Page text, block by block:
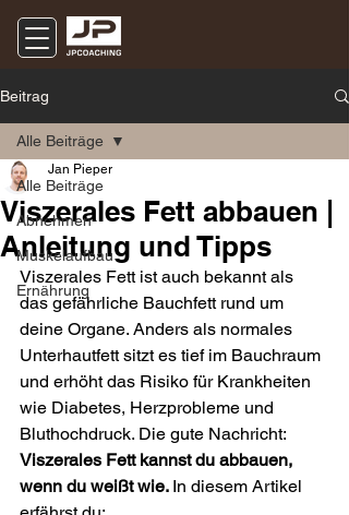
Beitrag
Alle Beiträge
Abnehmen
Muskelaufbau
Ernährung
Alle Beiträge
Viszerales Fett abbauen |
Anleitung und Tipps
Jan Pieper
Viszerales Fett ist auch bekannt als
das gefährliche Bauchfett rund um
deine Organe. Anders als normales
Unterhautfett sitzt es tief im Bauchraum
und erhöht das Risiko für Krankheiten
wie Diabetes, Herzprobleme und
Bluthochdruck. Die gute Nachricht:
Viszerales Fett kannst du abbauen,
wenn du weißt wie. In diesem Artikel